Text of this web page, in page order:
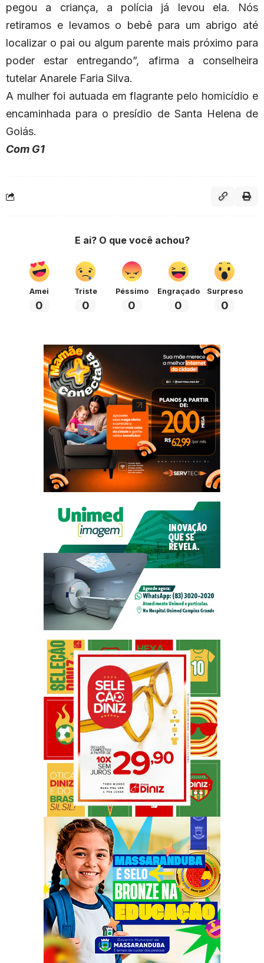
pegou a criança, a polícia já levou ela. Nós
retiramos e levamos o bebê para um abrigo até
localizar o pai ou algum parente mais próximo para
poder estar entregando”, afirma a conselheira
tutelar Anarele Faria Silva.
A mulher foi autuada em flagrante pelo homicídio e
encaminhada para o presídio de Santa Helena de
Goiás.
Com G1
E ai? O que você achou?
Amei
0
Triste
0
Péssimo
0
Engraçado
0
Surpreso
0